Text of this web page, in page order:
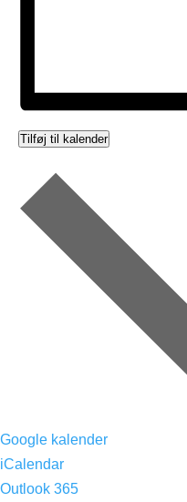
Tilføj til kalender
Google kalender
iCalendar
Outlook 365